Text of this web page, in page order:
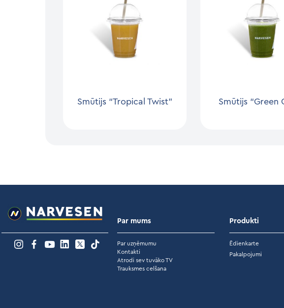
Smūtijs “Tropical Twist” Smūtijs “Green
Par mums
Par uzņēmumu
Kontakti
Atrodi sev tuvāko TV
Trauksmes celšana
Produkti
Ēdienkarte
Pakalpojumi